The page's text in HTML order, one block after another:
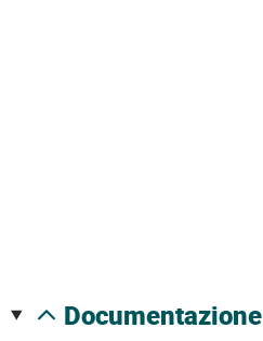
documentazione